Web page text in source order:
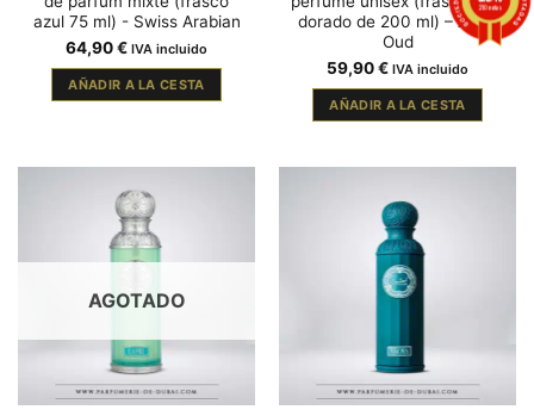
azul 75 ml) - Swiss Arabian
64,90€ IVA incluido
AÑADIR A LA CESTA
dorado de 200 ml) – Alezz
Oud
59,90€ IVA incluido
AÑADIR A LA CESTA
AGOTADO
210 notas